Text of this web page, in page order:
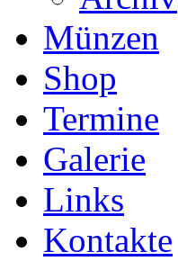
Münzen
Shop
Termine
Galerie
Links
Kontakte